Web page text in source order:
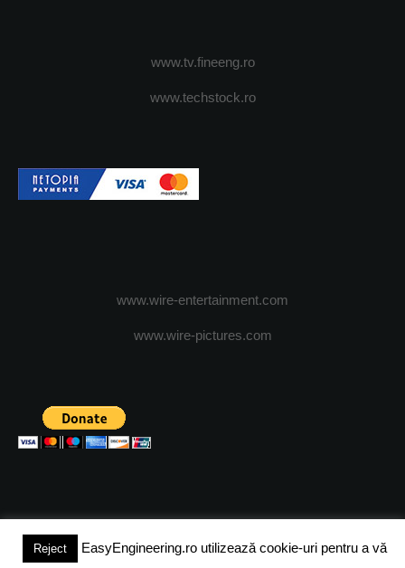
www.tv.fineeng.ro
www.techstock.ro
www.wire-entertainment.com
www.wire-pictures.com
(c) 2024 - FineEngineeringMagazine. All rights reserved.
Reject
EasyEngineering.ro utilizează cookie-uri pentru a vă